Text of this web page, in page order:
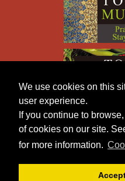
We use cookies on this
user experience.
If you continue to
of cookies on our site.
for more information.